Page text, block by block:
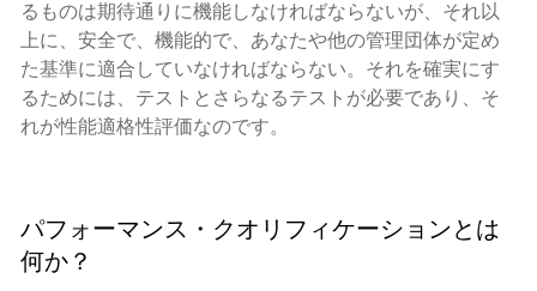
るものは期待通りに機能しなければならないが、それ以
上に、安全で、機能的で、あなたや他の管理団体が定め
た基準に適合していなければならない。それを確実にす
るためには、テストとさらなるテストが必要であり、そ
れが性能適格性評価なのです。
パフォーマンス・クオリフィケーションとは
何か？